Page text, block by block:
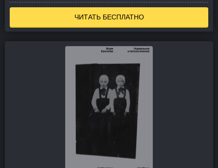
ЧИТАТЬ БЕСПЛАТНО